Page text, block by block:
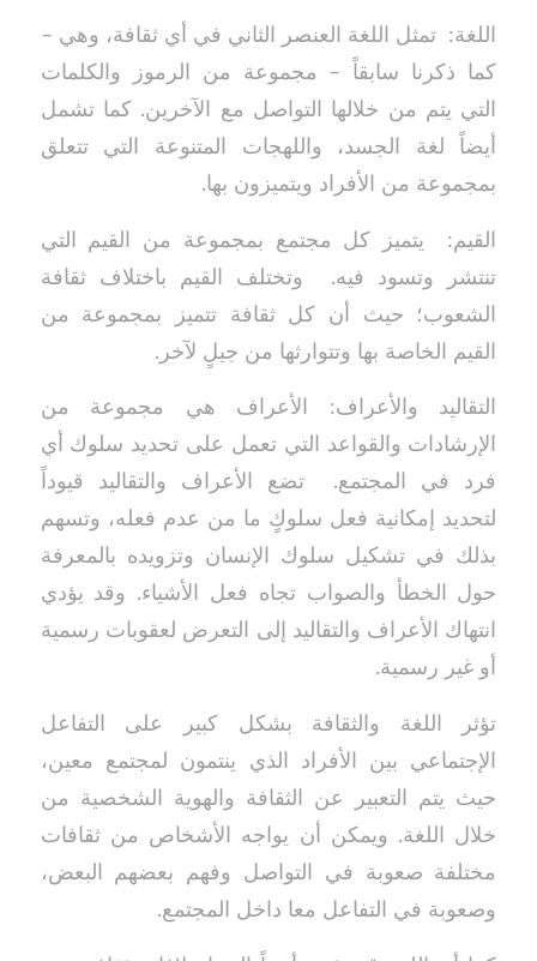
اللغة: تمثل اللغة العنصر الثاني في أي ثقافة، وهي –
كما ذكرنا سابقاً – مجموعة من الرموز والكلمات
التي يتم من خلالها التواصل مع الآخرين. كما تشمل
أيضاً لغة الجسد، واللهجات المتنوعة التي تتعلق
بمجموعة من الأفراد ويتميزون بها.
القيم: يتميز كل مجتمع بمجموعة من القيم التي
تنتشر وتسود فيه. وتختلف القيم باختلاف ثقافة
الشعوب؛ حيث أن كل ثقافة تتميز بمجموعة من
القيم الخاصة بها وتتوارثها من جيلٍ لآخر.
التقاليد والأعراف: الأعراف هي مجموعة من
الإرشادات والقواعد التي تعمل على تحديد سلوك أي
فرد في المجتمع. تضع الأعراف والتقاليد قيوداً
لتحديد إمكانية فعل سلوكٍ ما من عدم فعله، وتسهم
بذلك في تشكيل سلوك الإنسان وتزويده بالمعرفة
حول الخطأ والصواب تجاه فعل الأشياء. وقد يؤدي
انتهاك الأعراف والتقاليد إلى التعرض لعقوبات رسمية
أو غير رسمية.
تؤثر اللغة والثقافة بشكل كبير على التفاعل
الإجتماعي بين الأفراد الذي ينتمون لمجتمع معين،
حيث يتم التعبير عن الثقافة والهوية الشخصية من
خلال اللغة. ويمكن أن يواجه الأشخاص من ثقافات
مختلفة صعوبة في التواصل وفهم بعضهم البعض،
وصعوبة في التفاعل معا داخل المجتمع.